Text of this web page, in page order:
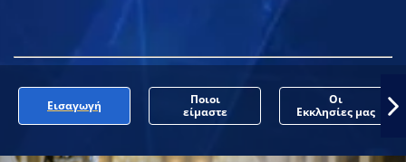
Εισαγωγή
Ποιοι
είμαστε
Οι
Εκκλησίες μας